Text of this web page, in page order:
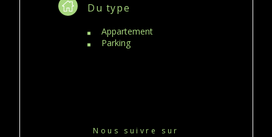
Du type
Appartement
Parking
Nous suivre sur